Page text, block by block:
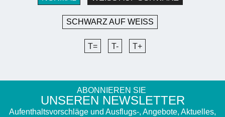
SCHWARZ AUF WEISS
T= T- T+
ABONNIEREN SIE
UNSEREN NEWSLETTER
Aufenthaltsvorschläge und Ausflugs-, Angebote, Aktuelles,